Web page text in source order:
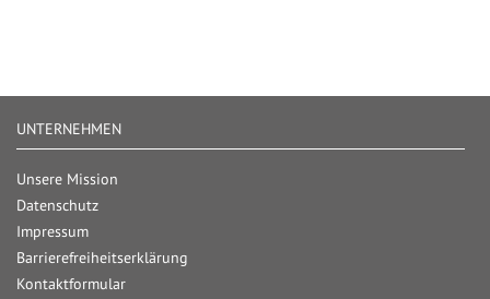
UNTERNEHMEN
Unsere Mission
Datenschutz
Impressum
Barrierefreiheitserklärung
Kontaktformular